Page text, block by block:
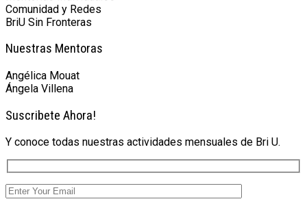
Comunidad y Redes
BriU Sin Fronteras
Nuestras Mentoras
Angélica Mouat
Ángela Villena
Suscribete Ahora!
Y conoce todas nuestras actividades mensuales de Bri U.